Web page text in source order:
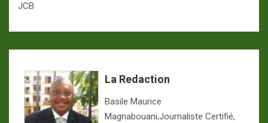
JCB
La Redaction
Basile Maurice
Magnabouani,Journaliste Certifié,